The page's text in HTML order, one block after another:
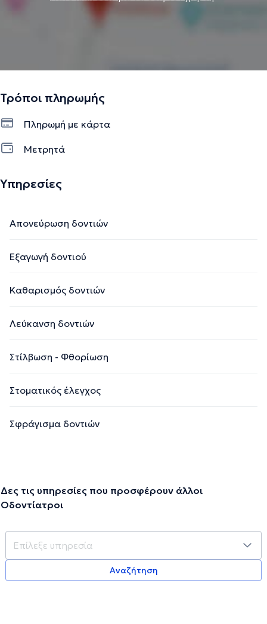
Τρόποι πληρωμής
Πληρωμή με κάρτα
Μετρητά
Υπηρεσίες
Απονεύρωση δοντιών
Εξαγωγή δοντιού
Καθαρισμός δοντιών
Λεύκανση δοντιών
Στίλβωση - Φθορίωση
Στοματικός έλεγχος
Σφράγισμα δοντιών
Δες τις υπηρεσίες που προσφέρουν άλλοι
Οδοντίατροι
Αναζήτηση